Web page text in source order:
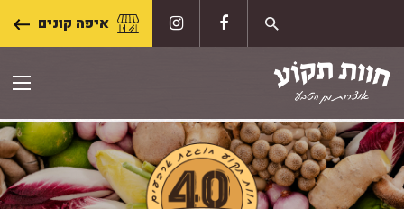
content
איפה קונים